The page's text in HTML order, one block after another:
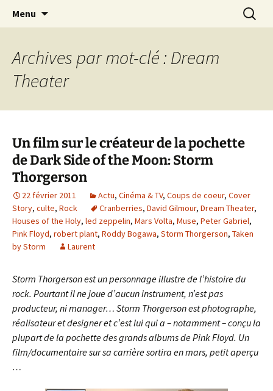
Laurent Rieppi
Journaliste musical · Historien du rock ·
Conférencier
Menu
Archives par mot-clé : Dream
Theater
Un film sur le créateur de la pochette
de Dark Side of the Moon: Storm
Thorgerson
22 février 2011 Actu, Cinéma & TV, Coups de coeur, Cover
Story, culte, Rock Cranberries, David Gilmour, Dream Theater,
Houses of the Holy, led zeppelin, Mars Volta, Muse, Peter Gabriel,
Pink Floyd, robert plant, Roddy Bogawa, Storm Thorgerson, Taken
by Storm
Laurent
Storm Thorgerson est un personnage illustre de l’histoire du
rock. Pourtant il ne joue d’aucun instrument, n’est pas
producteur, ni manager… Storm Thorgerson est photographe,
réalisateur et designer et c’est lui qui a – notamment – conçu la
plupart de la pochette des grands albums de Pink Floyd. Un
film/documentaire sur sa carrière sortira en mars, petit aperçu
…